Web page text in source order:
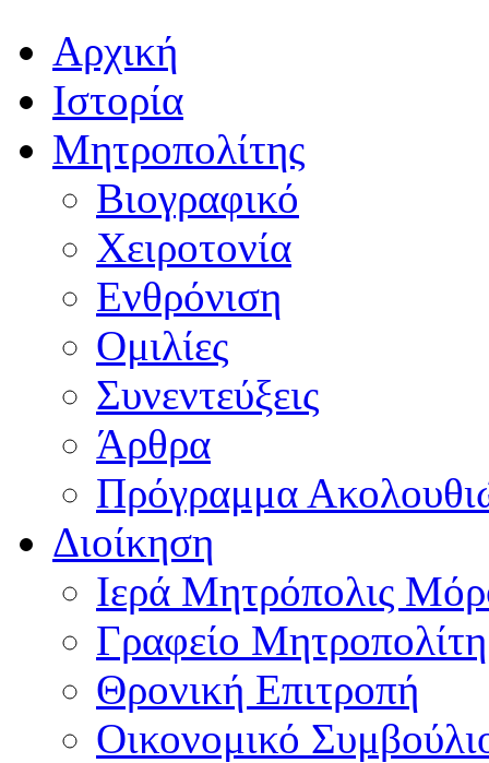
Αρχική
Ιστορία
Μητροπολίτης
Βιογραφικό
Χειροτονία
Ενθρόνιση
Ομιλίες
Συνεντεύξεις
Άρθρα
Πρόγραμμα
Διοίκηση
Ιερά Μητρόπολις
Γραφείο Μητροπολίτη
Θρονική Επιτροπή
Οικονομικό